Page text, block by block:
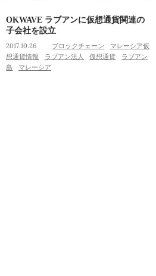
OKWAVE ラブアンに仮想通貨関連の
子会社を設立
2017.10.26 ブロックチェーン
マレーシア仮
想通貨情報
ラブアン法人 仮想通貨
ラブアン
島
マレーシア